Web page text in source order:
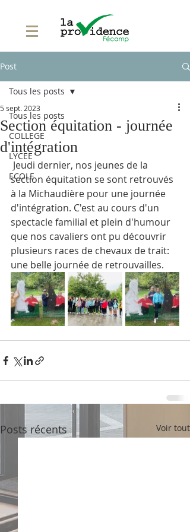
Post
Tous les posts
COLLEGE
LYCEE
ECOLE
Tous les posts
Section équitation - journée
d'intégration
5 sept. 2023
section équitation se sont retrouvés
à la Michaudière pour une journée
d'intégration. C'est au cours d'un
spectacle familial et plein d'humour
que nos cavaliers ont pu découvrir
plusieurs races de chevaux de trait:
une belle journée de retrouvailles.
Posts récents Voir tout